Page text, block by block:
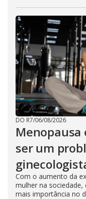
DO R7/06/08/2026
Menopausa
ser um
Com o aumento da
mulher na
mais importância no